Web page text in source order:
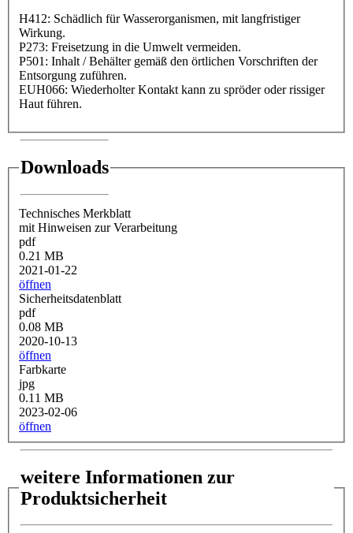
H412: Schädlich für Wasserorganismen, mit langfristiger
Wirkung.
P273: Freisetzung in die Umwelt vermeiden.
P501: Inhalt / Behälter gemäß den örtlichen Vorschriften der
Entsorgung zuführen.
EUH066: Wiederholter Kontakt kann zu spröder oder rissiger
Haut führen.
Downloads
Technisches Merkblatt
mit Hinweisen zur Verarbeitung
pdf
0.21 MB
2021-01-22
öffnen
Sicherheitsdatenblatt
pdf
0.08 MB
2020-10-13
öffnen
Farbkarte
jpg
0.11 MB
2023-02-06
öffnen
weitere Informationen zur
Produktsicherheit